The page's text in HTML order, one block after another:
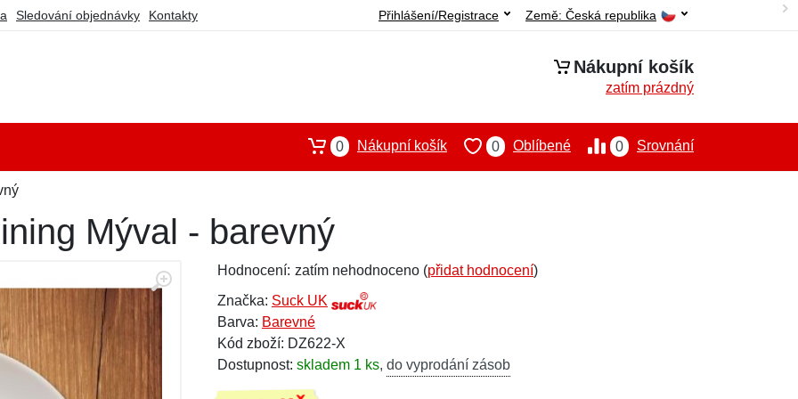
Sledování objednávky Kontakty Země: Česká republika
Přihlášení/Registrace
Nákupní košík
zatím prázdný
0 Srovnání
0 Oblíbené
0 Nákupní košík
Mýval - barevný
Hodnocení: zatím nehodnoceno (přidat hodnocení)
Značka: Suck UK
Barva: Barevné
Kód zboží: DZ622-X
Dostupnost: skladem 1 ks, do vyprodání zásob